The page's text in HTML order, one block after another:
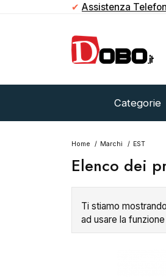
✔ Assistenza
Categorie
Home Marchi EST
Elenco dei
Ti stiamo
ad usare la funzione